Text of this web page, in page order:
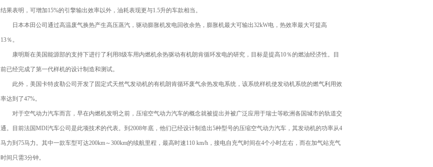
结果表明，可增加15%的引擎输出效率以外，油耗表现更与1.5升的车款相当。
日本本田公司通过高温废气换热产生高压蒸汽，驱动膨胀机发电回收余热，膨胀机最大可输出32kW电，热效率最大可提高
13％。
康明斯在美国能源部的支持下进行了利用8级车用内燃机余热驱动有机朗肯循环发电的研究，目标是提高10％的燃油经济性。目
前已经完成了第一代样机的设计制造和测试。
此外，美国卡特皮勒公司开发了固定式天然气发动机的有机朗肯循环废气余热发电系统，该系统样机使发动机系统的燃气利用效
率达到了47%。
对于空气动力汽车而言，早在内燃机发明之前，压缩空气动力汽车的概念就被提出并被广泛应用于瑞士等欧洲各国城市的轨道交
通。目前法国MDI汽车公司是此项技术的代表。到2008年底，他们已经设计制造出5种型号的压缩空气动力汽车，其发动机的功率从4
马力到75马力。其中一款车型可达200km～300km的续航里程，最高时速110 km/h，接电自充气时间在4个小时左右，而在加气站充气
时间只需3分钟。